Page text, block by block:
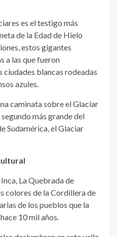
es el testigo más
de la Edad de Hielo
estos gigantes
a las que fueron
ciudades blancas rodeadas
azules.
caminata sobre el Glaciar
más grande del
Sudamérica, el Glaciar
La Quebrada de
colores de la Cordillera de
de los pueblos que la
10 mil años.